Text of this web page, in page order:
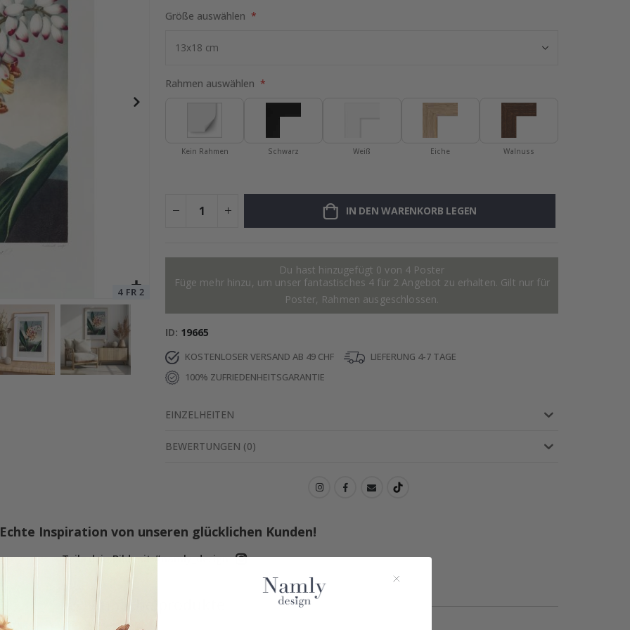
-70 Stck
Größe auswählen
Rahmen auswählen
Kein Rahmen Schwarz Weiß Eiche Walnuss
IN DEN WARENKORB LEGEN
Du hast hinzugefügt 0 von 4 Poster
Füge mehr hinzu, um unser fantastisches 4 für 2 Angebot zu erhalten. Gilt nur für
Poster, Rahmen ausgeschlossen.
ID 19665
KOSTENLOSER VERSAND AB 49 CHF
LIEFERUNG 4-7 TAGE
100% ZUFRIEDENHEITSGARANTIE
EINZELHEITEN
BEWERTUNGEN (0)
Echte Inspiration von unseren glücklichen Kunden!
Teile dein Bild mit #namly_design
Ähnliche produkte